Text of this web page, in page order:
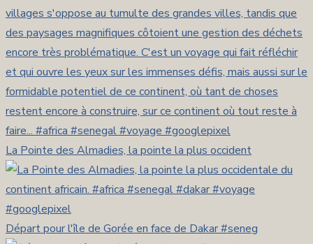
La Pointe des Almadies, la pointe la plus occident
Départ pour l'île de Gorée en face de Dakar #seneg